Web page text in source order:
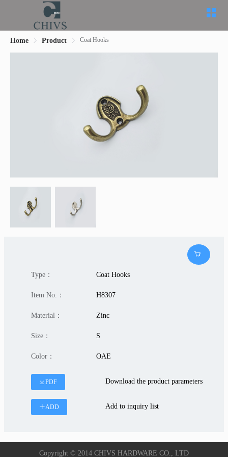
Home Product Coat Hooks
Type： Coat Hooks
Item No.： H8307
Material： Zinc
Size： S
Color： OAE
PDF Download the product parameters
ADD Add to inquiry list
Copyright © 2014 CHIVS HARDWARE CO., LTD